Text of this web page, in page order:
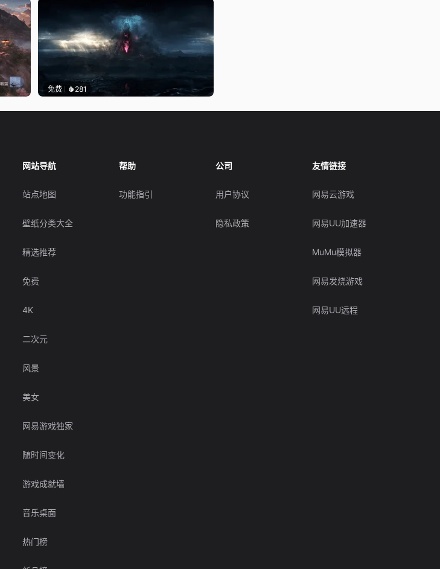
免费 281
网站导航
站点地图
壁纸分类大全
精选推荐
免费
4K
二次元
风景
美女
网易游戏独家
随时间变化
游戏成就墙
音乐桌面
热门榜
帮助
功能指引
公司
用户协议
隐私政策
友情链接
网易云游戏
网易UU加速器
MuMu模拟器
网易发烧游戏
网易UU远程